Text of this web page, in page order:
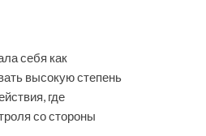
себя как
высокую степень
где
со стороны